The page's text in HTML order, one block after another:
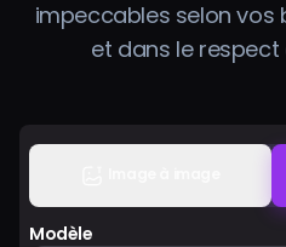
Se
impeccables selon vos
et dans le respect
Modèle